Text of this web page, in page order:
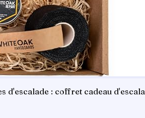
d'escalade : coffret cadeau